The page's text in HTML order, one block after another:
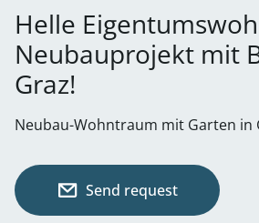
Helle
Neubauprojekt mit
Graz!
Neubau-Wohntraum mit Garten in
Send request